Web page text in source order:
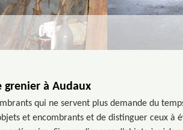
grenier à Audaux
qui ne servent plus demande du
et encombrants et de distinguer ceux à